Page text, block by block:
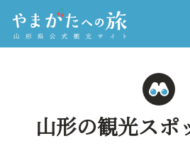
山形の観光スポ